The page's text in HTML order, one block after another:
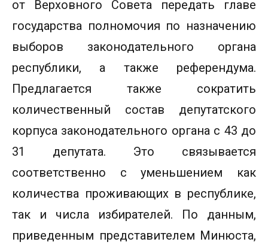
от Верховного Совета передать главе
государства полномочия по назначению
выборов законодательного органа
республики, а также референдума.
Предлагается также сократить
количественный состав депутатского
корпуса законодательного органа с 43 до
31 депутата. Это связывается
соответственно с уменьшением как
количества проживающих в республике,
так и числа избирателей. По данным,
приведенным представителем Минюста,